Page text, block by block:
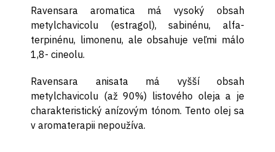
Ravensara aromatica má vysoký obsah
metylchavicolu (estragol), sabinénu, alfa-
terpinénu, limonenu, ale obsahuje veľmi málo
1,8- cineolu.
Ravensara anisata má vyšší obsah
metylchavicolu (až 90%) listového oleja a je
charakteristický anízovým tónom. Tento olej sa
v aromaterapii nepoužíva.